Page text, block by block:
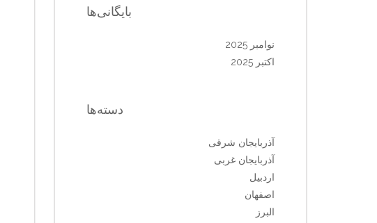
بایگانی‌ها
نوامبر 2025
اکتبر 2025
دسته‌ها
آذربایجان شرقی
آذربایجان غربی
اردبیل
اصفهان
البرز